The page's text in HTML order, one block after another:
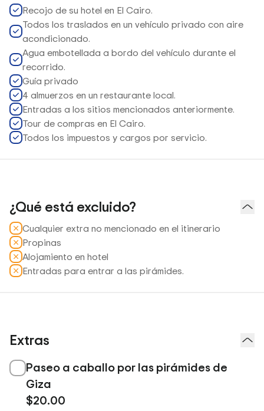
Recojo de su hotel en El Cairo.
Todos los traslados en un vehículo privado con aire
acondicionado.
Agua embotellada a bordo del vehículo durante el
recorrido.
Guía privado
4 almuerzos en un restaurante local.
Entradas a los sitios mencionados anteriormente.
Tour de compras en El Cairo.
Todos los impuestos y cargos por servicio.
¿Qué está excluido?
Cualquier extra no mencionado en el itinerario
Propinas
Alojamiento en hotel
Entradas para entrar a las pirámides.
Extras
Paseo a caballo por las pirámides de
Giza
$20.00